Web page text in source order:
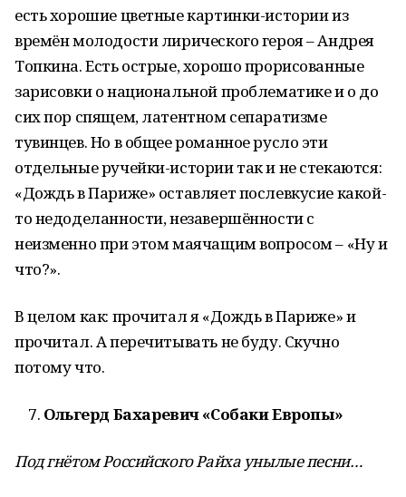
есть хорошие цветные картинки-истории из
времён молодости лирического героя – Андрея
Топкина. Есть острые, хорошо прорисованные
зарисовки о национальной проблематике и о до
сих пор спящем, латентном сепаратизме
тувинцев. Но в общее романное русло эти
отдельные ручейки-истории так и не стекаются:
«Дождь в Париже» оставляет послевкусие какой-
то недоделанности, незавершённости с
неизменно при этом маячащим вопросом – «Ну и
что?».
В целом как: прочитал я «Дождь в Париже» и
прочитал. А перечитывать не буду. Скучно
потому что.
Ольгерд Бахаревич «Собаки Европы»
Под гнётом Российского Райха унылые песни…